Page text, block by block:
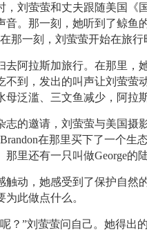
，刘萤萤和丈夫跟随美国《
。那一刻，她听到了鲸鱼
那一刻，刘萤萤开始在旅行
去阿拉斯加旅行。在那里，
到，发出的叫声让刘萤萤
母泛滥、三文鱼减少，阿拉
志的邀请，刘萤萤与美国摄
在那里买下了一个生
里还有一只叫做George的
触动，她感受到了保护自然
此做点什么。
？”刘萤萤问自己。她得出